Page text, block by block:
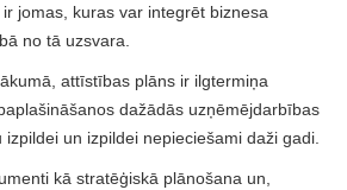
jomas, kuras var integrēt biznesa
no tā uzsvara.
attīstības plāns ir ilgtermiņa
dažādās uzņēmējdarbības
un izpildei nepieciešami daži gadi.
kā stratēģiskā plānošana un,